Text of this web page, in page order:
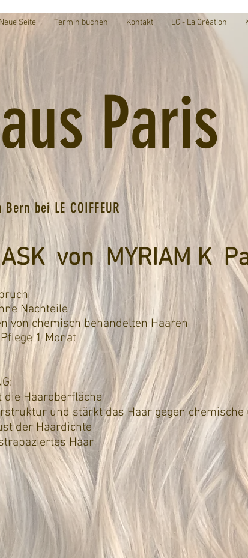
Neue Seite Termin buchen Kontakt LC - La Création
Paris
bei LE COIFFEUR
von MYRIAM K
Nachteile
von chemisch behandelten Haaren
1 Monat
Haaroberfläche
und stärkt das Haar gegen chemische
der Haardichte
Haar